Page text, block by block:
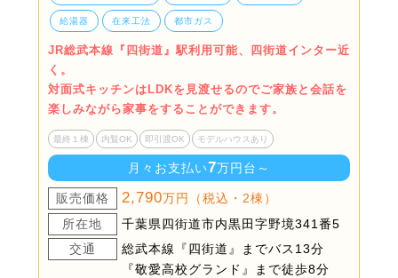
給湯器 在来工法 都市ガス
JR総武本線『四街道』駅利用可能、四街道インター近
く。
対面式キッチンはLDKを見渡せるのでご家族と会話を
楽しみながら家事をすることができます。
最終１棟 内覧OK 即引渡OK モデルハウスあり
月々お支払い7万円台～
販売価格 2,790万円（税込・2棟）
所在地
千葉県四街道市内黒田字野境341番5
交通
総武本線『四街道』までバス13分
『敬愛高校グランド』まで徒歩8分